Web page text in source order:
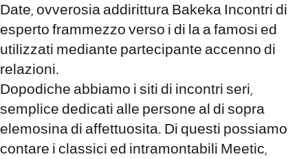
Date, ovverosia addirittura Bakeka Incontri di
esperto frammezzo verso i di la a famosi ed
utilizzati mediante partecipante accenno di
relazioni.
Dopodiche abbiamo i siti di incontri seri,
semplice dedicati alle persone al di sopra
elemosina di affettuosita. Di questi possiamo
contare i classici ed intramontabili Meetic,